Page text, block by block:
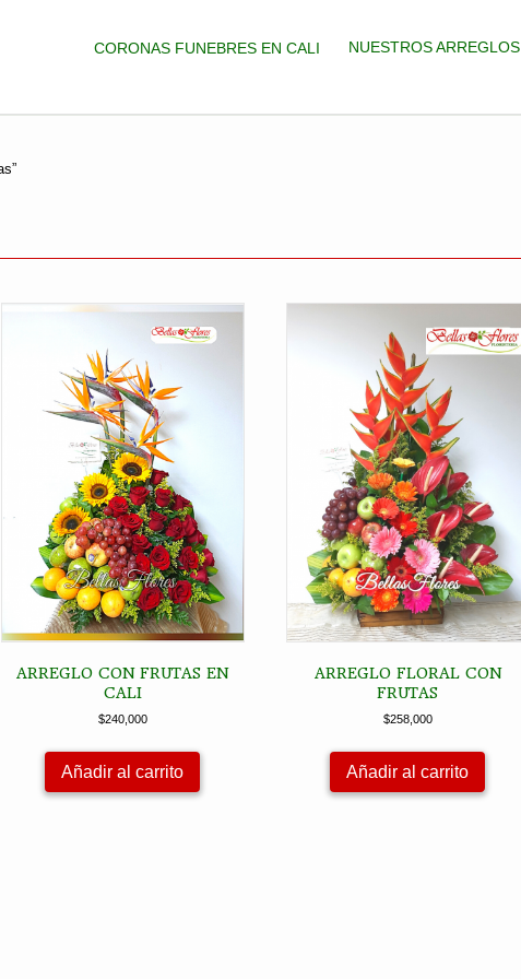
CORONAS FUNEBRES EN CALI NUESTROS ARREGLOS
ARREGLO CON FRUTAS EN
CALI
$240,000
Añadir al carrito
ARREGLO FLORAL CON
FRUTAS
$258,000
Añadir al carrito